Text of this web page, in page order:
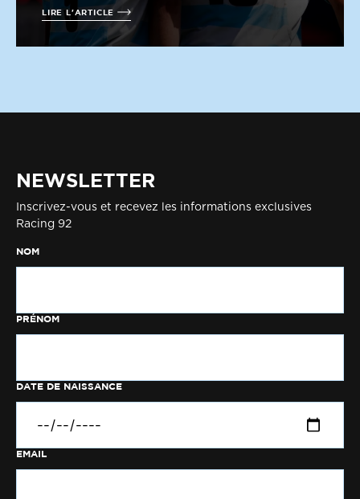
LIRE L'ARTICLE
NEWSLETTER
Inscrivez-vous et recevez les informations exclusives
Racing 92
NOM
PRÉNOM
DATE DE NAISSANCE
EMAIL